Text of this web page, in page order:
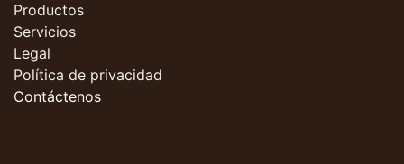
Productos
Servicios
Legal
Política de privacidad
Contáctenos